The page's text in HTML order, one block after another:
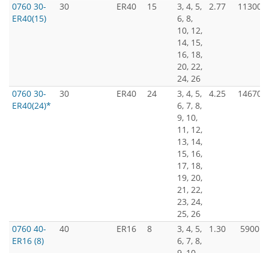
0760 30-
ER40(15)
30 ER40 15
3, 4, 5,
6, 8,
10, 12,
14, 15,
16, 18,
20, 22,
24, 26
2.77 11300
0760 30-
ER40(24)*
30 ER40 24
3, 4, 5,
6, 7, 8,
9, 10,
11, 12,
13, 14,
15, 16,
17, 18,
19, 20,
21, 22,
23, 24,
25, 26
4.25 14670
0760 40-
ER16 (8)
40 ER16 8
3, 4, 5,
6, 7, 8,
1.30 5900